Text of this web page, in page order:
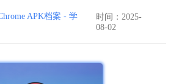
APK档案 - 学
时间：2025-
08-02